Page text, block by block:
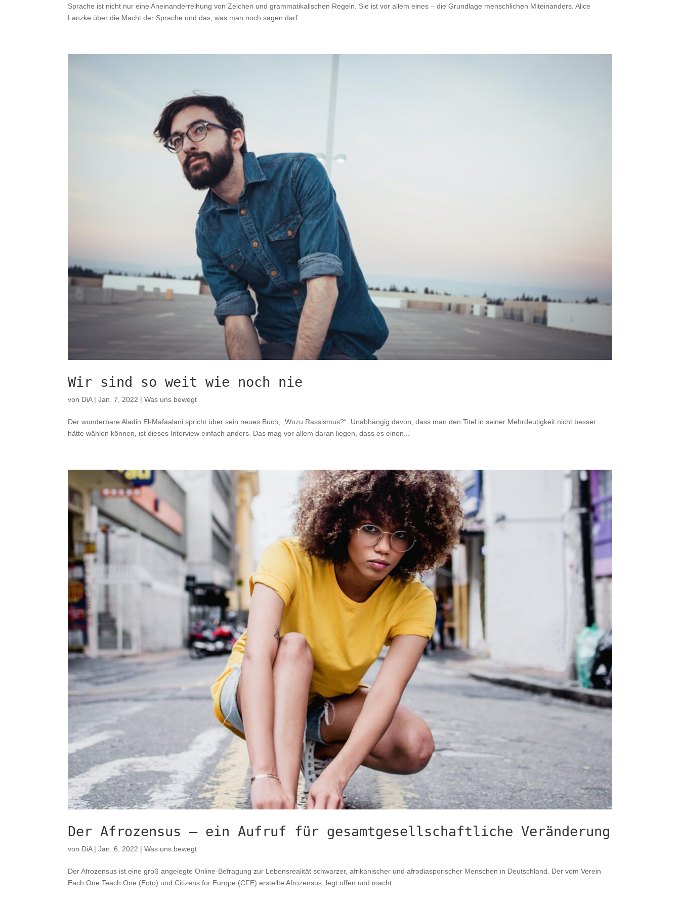
Sprache ist nicht nur eine Aneinanderreihung von Zeichen und grammatikalischen Regeln. Sie ist vor allem eines – die Grundlage menschlichen Miteinanders. Alice
Lanzke über die Macht der Sprache und das, was man noch sagen darf....
Wir sind so weit wie noch nie
von DiA|Jan. 7, 2022 |Was uns bewegt
Der wunderbare Aladin El-Mafaalani spricht über sein neues Buch, „Wozu Rassismus?“. Unabhängig davon, dass man den Titel in seiner Mehrdeutigkeit nicht besser
hätte wählen können, ist dieses Interview einfach anders. Das mag vor allem daran liegen, dass es einen...
Der Afrozensus – ein Aufruf für gesamtgesellschaftliche Veränderung
von DiA|Jan. 6, 2022 |Was uns bewegt
Der Afrozensus ist eine groß angelegte Online-Befragung zur Lebensrealität schwarzer, afrikanischer und afrodiasporischer Menschen in Deutschland. Der vom Verein
Each One Teach One (Eoto) und Citizens for Europe (CFE) erstellte Afrozensus, legt offen und macht...